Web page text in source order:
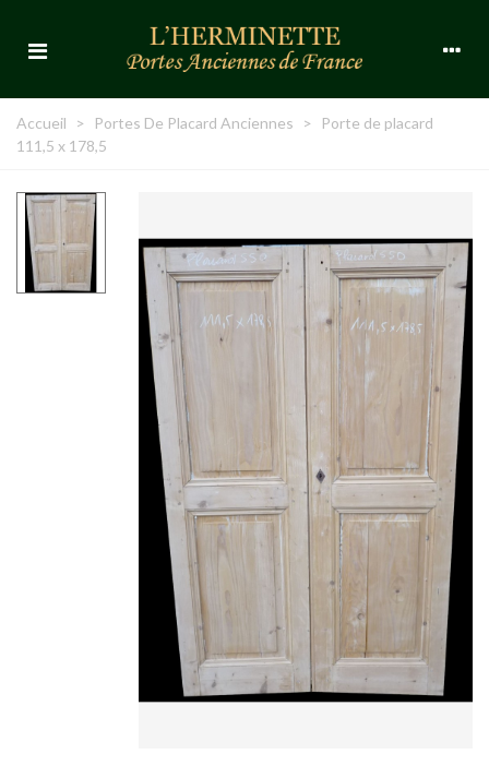
Accueil > Portes De Placard Anciennes >
Porte de placard
111,5 x 178,5